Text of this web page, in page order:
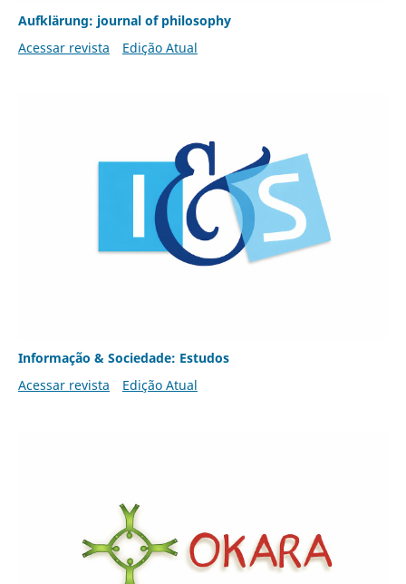
Aufklärung: journal of philosophy
Acessar revista
Edição Atual
Informação & Sociedade: Estudos
Acessar revista
Edição Atual